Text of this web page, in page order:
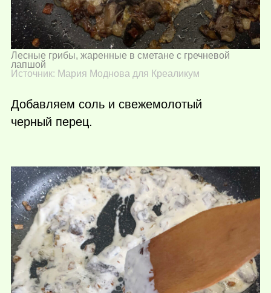
Лесные грибы, жаренные в сметане с гречневой
лапшой
Источник: Мария Моднова для Креаликум
Добавляем соль и свежемолотый
черный перец.